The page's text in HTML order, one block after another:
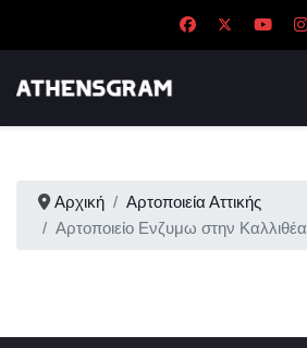
Αρχική
Αρτοποιεία Αττικής
Αρτοποιείο Ενζυμω στην Καλλιθέα